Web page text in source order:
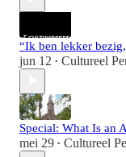
“Ik ben lekker
jun 12 • Cultureel
Special: What Is an
mei 29 • Cultureel